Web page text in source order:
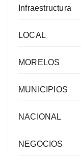
Infraestructura
LOCAL
MORELOS
MUNICIPIOS
NACIONAL
NEGOCIOS